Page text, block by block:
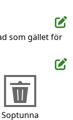
som gället för
Soptunna